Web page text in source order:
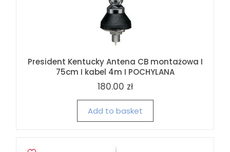
President Kentucky Antena CB montażowa I
75cm I kabel 4m I POCHYLANA
180.00 zł
Add to basket